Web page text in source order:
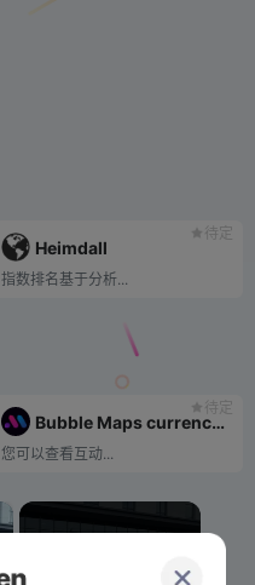
待定
Heimdall
指数排名基于分析...
待定
Bubble Maps currency holding address relationship diagram
您可以查看互动...